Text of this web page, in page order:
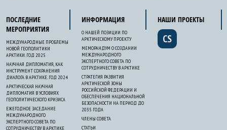
ПОСЛЕДНИЕ
МЕРОПРИЯТИЯ
МЕЖДУНАРОДНЫЕ ПРОБЛЕМЫ
НОВОЙ ГЕОПОЛИТИКИ
АРКТИКИ. ГОД 2025
НАУЧНАЯ ДИПЛОМАТИЯ, КАК
ИНСТРУМЕНТ СОХРАНЕНИЯ
ДИАЛОГА В АРКТИКЕ. ГОД 2024
АРКТИЧЕСКАЯ НАУЧНАЯ
ДИПЛОМАТИЯ В УСЛОВИЯХ
ГЕОПОЛИТИЧЕСКОГО КРИЗИСА
ЕЖЕГОДНОЕ ЗАСЕДАНИЕ
МЕЖДУНАРОДНОГО
ЭКСПЕРТНОГО СОВЕТА ПО
СОТРУДНИЧЕСТВУ В АРКТИКЕ
ИНФОРМАЦИЯ
О НАШЕЙ ПОЗИЦИИ ПО
АРКТИЧЕСКОМУ ПРОЕКТУ
МЕМОРАНДУМ О СОЗДАНИИ
МЕЖДУНАРОДНОГО
ЭКСПЕРТНОГО СОВЕТА ПО
СОТРУДНИЧЕСТВУ В АРКТИКЕ
СТРАТЕГИЯ РАЗВИТИЯ
АРКТИЧЕСКОЙ ЗОНЫ
РОССИЙСКОЙ ФЕДЕРАЦИИ И
ОБЕСПЕЧЕНИЯ НАЦИОНАЛЬНОЙ
БЕЗОПАСНОСТИ НА ПЕРИОД ДО
2035 ГОДА
ЧЛЕНЫ СОВЕТА
СТАТЬИ
НАШИ ПРОЕКТЫ
CS